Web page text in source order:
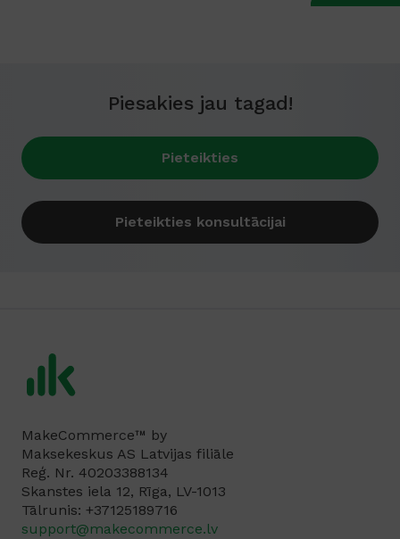
Piesakies jau tagad!
Pieteikties
Pieteikties konsultācijai
MakeCommerce™ by
Maksekeskus AS Latvijas filiāle
Reģ. Nr. 40203388134
Skanstes iela 12, Rīga, LV-1013
Tālrunis: +37125189716‬
support@makecommerce.lv